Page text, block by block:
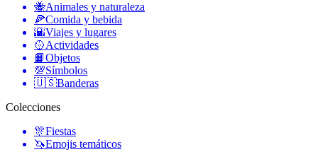
🐝Animales y naturaleza
🍕Comida y bebida
🌇Viajes y lugares
🥎Actividades
📙Objetos
💯Símbolos
🇺🇸Banderas
Colecciones
🎊Fiestas
🦄Emojis temáticos